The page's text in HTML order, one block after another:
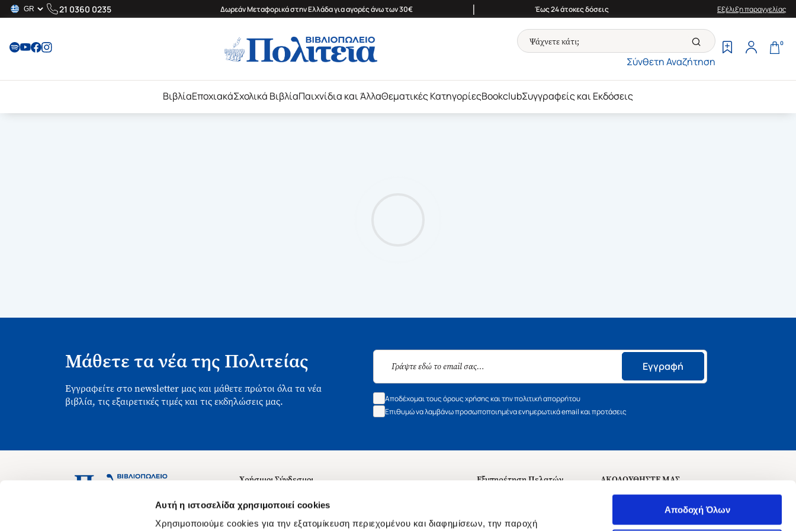
Αυτή η ιστοσελίδα χρησιμοποιεί cookies
Χρησιμοποιούμε cookies για την εξατομίκευση περιεχομένου και διαφημίσεων, την παροχή
Αποδοχή Όλων
21 0360 0235 Δωρεάν Μεταφορικά στην Ελλάδα για αγορές άνω των 30€ | Έως 24 άτοκες δόσεις Εξέλιξη παραγγελίας
Σύνθετη Αναζήτηση
0
ΒιβλίαΕποχιακάΣχολικά ΒιβλίαΠαιχνίδια και ΆλλαΘεματικές ΚατηγορίεςBookclubΣυγγραφείς και Εκδόσεις
Μάθετε τα νέα της Πολιτείας
Εγγραφείτε στο newsletter μας και μάθετε πρώτοι όλα τα νέα
βιβλία, τις εξαιρετικές τιμές και τις εκδηλώσεις μας.
Εγγραφή
Αποδέχομαι τους όρους χρήσης και την πολιτική απορρήτου
Επιθυμώ να λαμβάνω προσωποποιημένα ενημερωτικά email και προτάσεις
Ασκληπιού 1-3, Αθήνα 106 79
Χρήσιμοι Σύνδεσμοι
Σχετικά με εμάς
Θέσεις Εργασίας
Εξυπηρέτηση Πελατών
ΑΚΟΛΟΥΘΗΣΤΕ ΜΑΣ